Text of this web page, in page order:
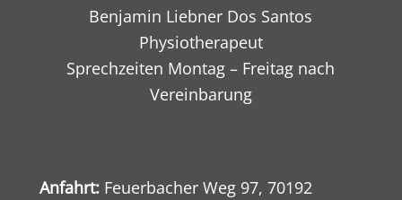
Benjamin Liebner Dos Santos
Physiotherapeut
Sprechzeiten Montag – Freitag nach
Vereinbarung
Anfahrt: Feuerbacher Weg 97, 70192